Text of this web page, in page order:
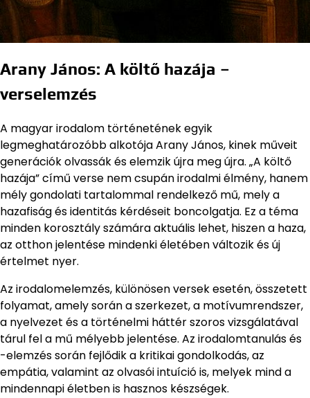
Arany János: A költő hazája –
verselemzés
A magyar irodalom történetének egyik
legmeghatározóbb alkotója Arany János, kinek műveit
generációk olvassák és elemzik újra meg újra. „A költő
hazája” című verse nem csupán irodalmi élmény, hanem
mély gondolati tartalommal rendelkező mű, mely a
hazafiság és identitás kérdéseit boncolgatja. Ez a téma
minden korosztály számára aktuális lehet, hiszen a haza,
az otthon jelentése mindenki életében változik és új
értelmet nyer.
Az irodalomelemzés, különösen versek esetén, összetett
folyamat, amely során a szerkezet, a motívumrendszer,
a nyelvezet és a történelmi háttér szoros vizsgálatával
tárul fel a mű mélyebb jelentése. Az irodalomtanulás és
-elemzés során fejlődik a kritikai gondolkodás, az
empátia, valamint az olvasói intuíció is, melyek mind a
mindennapi életben is hasznos készségek.